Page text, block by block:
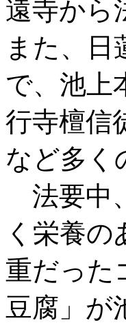
遠寺から
また、日
で、池上
行寺檀信
など多く
法要中
く栄養
重だった
豆腐」が